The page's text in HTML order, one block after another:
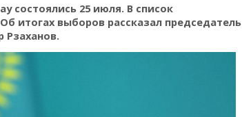
состоялись 25 июля. В список
итогах выборов рассказал председатель
Рзаханов.